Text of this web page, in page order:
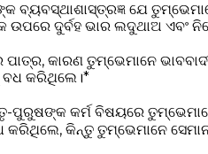
ବ୍ୟବସ୍ଥାଶାସ୍ତ୍ରଜ୍ଞ ଯେ
ଦୁର୍ବହ ଭାର ଲଦୁଥାଅ ଏବଂ
ପାତ୍ର, କାରଣ ତୁମ୍ଭେମାନେ
ବଧ କରିଥିଲେ।*
କର୍ମ ବିଷୟରେ
କରିଥିଲେ, କିନ୍ତୁ ତୁମ୍ଭେମାନେ